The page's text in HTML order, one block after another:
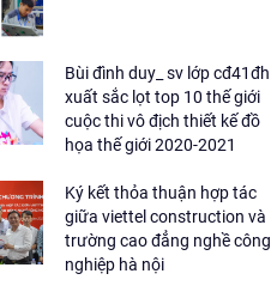
Bùi đình duy_ sv lớp cđ41đh
xuất sắc lọt top 10 thế giới
cuộc thi vô địch thiết kế đồ
họa thế giới 2020-2021
Ký kết thỏa thuận hợp tác
giữa viettel construction và
trường cao đẳng nghề công
nghiệp hà nội